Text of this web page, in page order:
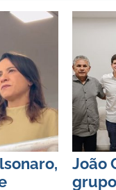
João